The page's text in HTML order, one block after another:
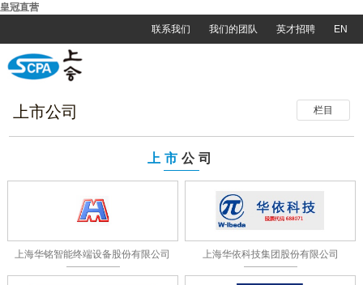
皇冠直营
联系我们
我们的团队 英才招聘 EN
栏目
上市公司
上市 公司
上海华铭智能终端设备股份有限公司 上海华依科技集团股份有限公司